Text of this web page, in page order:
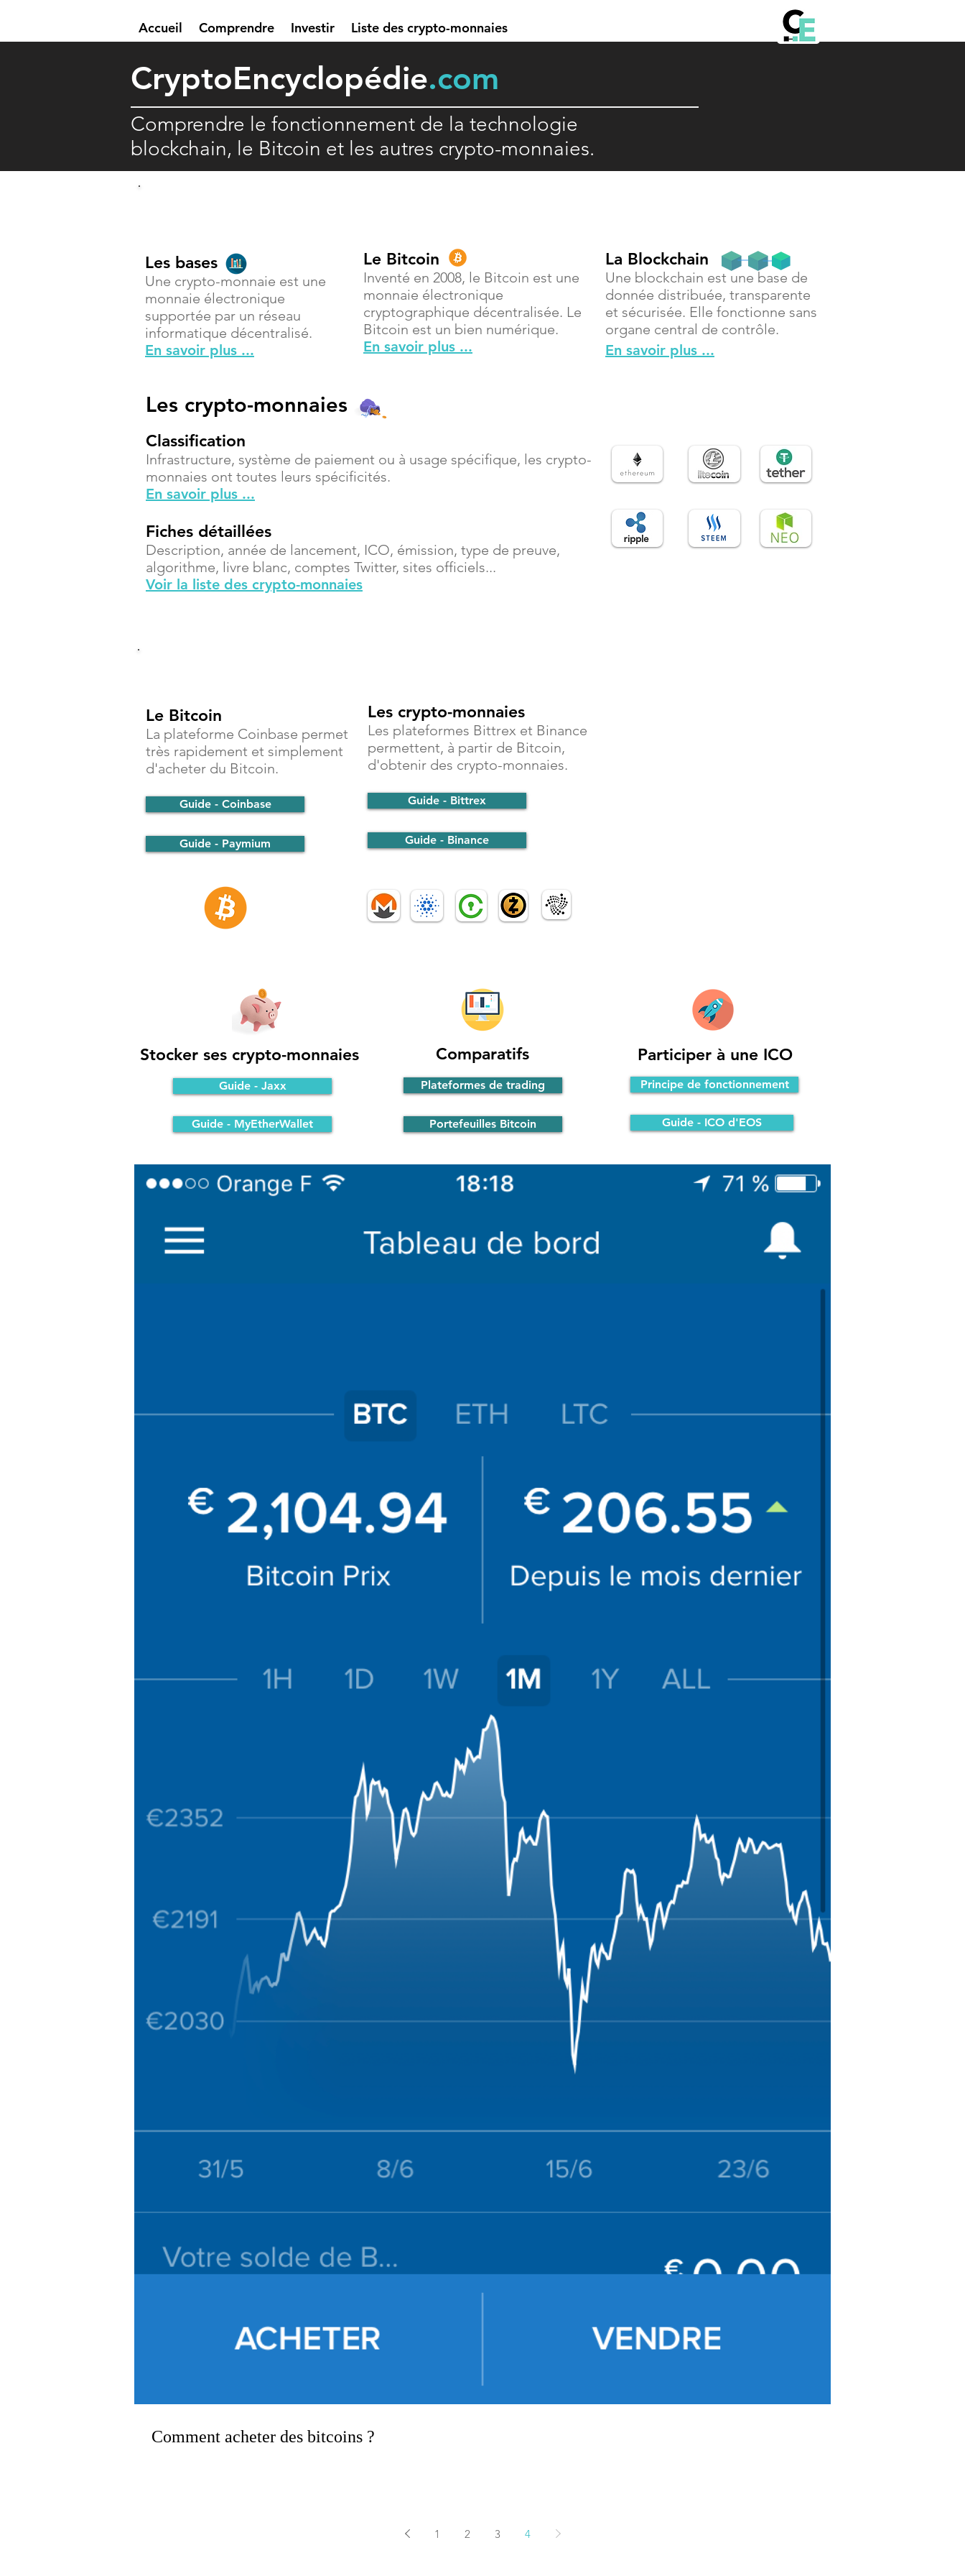
Accueil Comprendre Investir Liste des crypto-monnaies
CryptoEncyclopédie.com
Comprendre le fonctionnement de la technologie
blockchain, le Bitcoin et les autres crypto-monnaies.
Les bases
Une crypto-monnaie est une
monnaie électronique
supportée par un réseau
informatique décentralisé.
En savoir plus ...
Le Bitcoin
Inventé en 2008, le Bitcoin est une
monnaie électronique
cryptographique décentralisée. Le
Bitcoin est un bien numérique.
En savoir plus ...
La Blockchain
Une blockchain est une base de
donnée distribuée, transparente
et sécurisée. Elle fonctionne sans
organe central de contrôle.
En savoir plus ...
Les crypto-monnaies
Classification
Infrastructure, système de paiement ou à usage spécifique, les crypto-
monnaies ont toutes leurs spécificités.
En savoir plus ...
Fiches détaillées
Description, année de lancement, ICO, émission, type de preuve,
algorithme, livre blanc, comptes Twitter, sites officiels...
Voir la liste des crypto-monnaies
Le Bitcoin
La plateforme Coinbase permet
très rapidement et simplement
d'acheter du Bitcoin.
Guide - Coinbase
Guide - Paymium
Les crypto-monnaies
Les plateformes Bittrex et Binance
permettent, à partir de Bitcoin,
d'obtenir des crypto-monnaies.
Guide - Bittrex
Guide - Binance
Stocker ses crypto-monnaies Comparatifs
Guide - Jaxx Plateformes de trading
Guide - MyEtherWallet Portefeuilles Bitcoin
Participer à une ICO
Principe de fonctionnement
Guide - ICO d'EOS
Comment acheter des bitcoins ?
1 2 3 4